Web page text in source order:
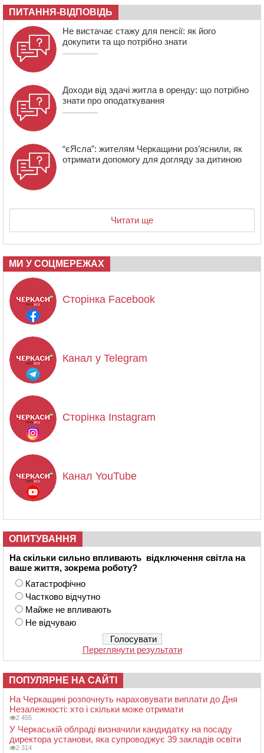
Черкасах просять покращити умови в дитсадку
08:22 “На щиті” у Чорнобаївську громаду повертається
полеглий біля Кліщіївки воїн
ПИТАННЯ-ВІДПОВІДЬ
Не вистачає стажу для пенсії: як його
докупити та що потрібно знати
Доходи від здачі житла в оренду: що потрібно
знати про оподаткування
“єЯсла”: жителям Черкащини роз’яснили, як
отримати допомогу для догляду за дитиною
Читати ще
МИ У СОЦМЕРЕЖАХ
Сторінка Facebook
Канал у Telegram
Сторінка Instagram
Канал YouTube
ОПИТУВАННЯ
На скільки сильно впливають відключення світла на
ваше життя, зокрема роботу?
Катастрофічно
Частково відчутно
Майже не впливають
Не відчуваю
Переглянути результати
ПОПУЛЯРНЕ НА САЙТІ
На Черкащині розпочнуть нараховувати виплати до Дня
Незалежності: хто і скільки може отримати
2 455
У Черкаській облраді визначили кандидатку на посаду
директора установи, яка супроводжує 39 закладів освіти
2 314